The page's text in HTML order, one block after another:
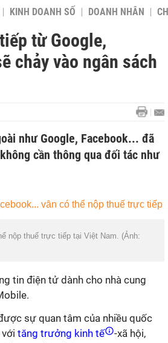
KINH DOANH SỐ DOANH NHÂN
từ Google,
chảy vào ngân sách
như Google, Facebook... đã
cần thông qua đối tác như
nộp thuế trực tiếp tại Việt Nam. (Ảnh:
tin điện tử dành cho nhà cung
sự quan tâm của nhiều quốc
tăng trưởng kinh tế -xã hội,